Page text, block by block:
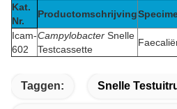
Kat.
Nr.
Productomschrijving
Icam-
602
Campylobacter Snelle
Testcassette
Taggen: Snelle